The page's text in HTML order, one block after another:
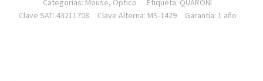
1200
Categorías: Mouse, Optico Etiqueta: QUARONI
Clave SAT: 43211708
Clave Alterna: MS-1429 Garantía: 1 año